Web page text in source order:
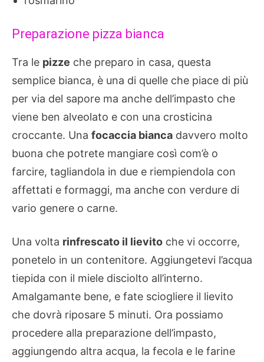
Preparazione pizza bianca
Tra le pizze che preparo in casa, questa
semplice bianca, è una di quelle che piace di più
per via del sapore ma anche dell’impasto che
viene ben alveolato e con una crosticina
croccante. Una focaccia bianca davvero molto
buona che potrete mangiare così com’è o
farcire, tagliandola in due e riempiendola con
affettati e formaggi, ma anche con verdure di
vario genere o carne.
Una volta rinfrescato il lievito che vi occorre,
ponetelo in un contenitore. Aggiungetevi l’acqua
tiepida con il miele disciolto all’interno.
Amalgamante bene, e fate sciogliere il lievito
che dovrà riposare 5 minuti. Ora possiamo
procedere alla preparazione dell’impasto,
aggiungendo altra acqua, la fecola e le farine